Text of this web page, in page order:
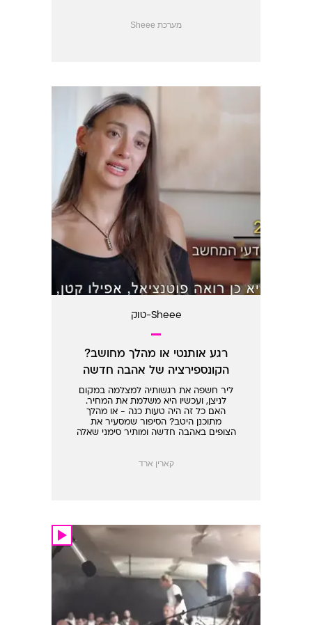
מערכת Sheee
Sheee-טוק
רגע אותנטי או מהלך מחושב?
הקונספירציה של אהבה חדשה
ליר חשפה את רגשותיה למצלמה במקום
לניצן, ועכשיו היא משלמת את המחיר.
האם כל זה היה טעות כנה - או מהלך
מתוכנן היטב? הסיפור שמסעיר את
הצופים באהבה חדשה ומותיר סימני שאלה
קארין ארד